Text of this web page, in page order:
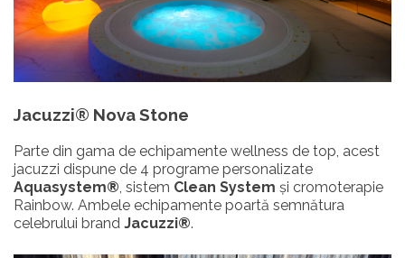
Jacuzzi® Nova Stone
Parte din gama de echipamente wellness de top, acest
jacuzzi dispune de 4 programe personalizate
Aquasystem®, sistem Clean System și cromoterapie
Rainbow. Ambele echipamente poartă semnătura
celebrului brand Jacuzzi®.